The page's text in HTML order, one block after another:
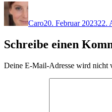
Autor
Caro20. Februar 202322.
Schreibe einen
Deine E-Mail-Adresse wird nicht